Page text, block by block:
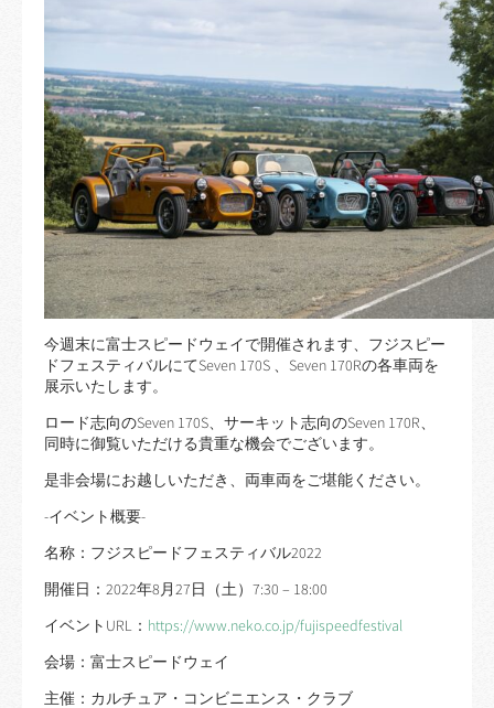
今週末に富士スピードウェイで開催されます、フジスピー
ドフェスティバルにてSeven 170S 、Seven 170Rの各車両を
展示いたします。
ロード志向のSeven 170S、サーキット志向のSeven 170R、
同時に御覧いただける貴重な機会でございます。
是非会場にお越しいただき、両車両をご堪能ください。
-イベント概要-
名称：フジスピードフェスティバル2022
開催日：2022年8月27日（土）7:30 – 18:00
イベントURL： https://www.neko.co.jp/fujispeedfestival
会場：富士スピードウェイ
主催：カルチュア・コンビニエンス・クラブ